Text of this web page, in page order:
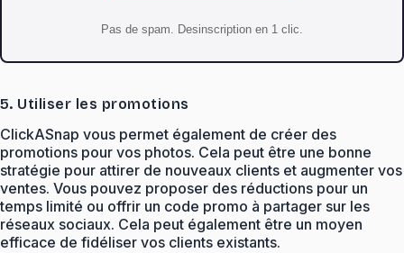
Pas de spam. Desinscription en 1 clic.
5. Utiliser les promotions
ClickASnap vous permet également de créer des
promotions pour vos photos. Cela peut être une bonne
stratégie pour attirer de nouveaux clients et augmenter vos
ventes. Vous pouvez proposer des réductions pour un
temps limité ou offrir un code promo à partager sur les
réseaux sociaux. Cela peut également être un moyen
efficace de fidéliser vos clients existants.